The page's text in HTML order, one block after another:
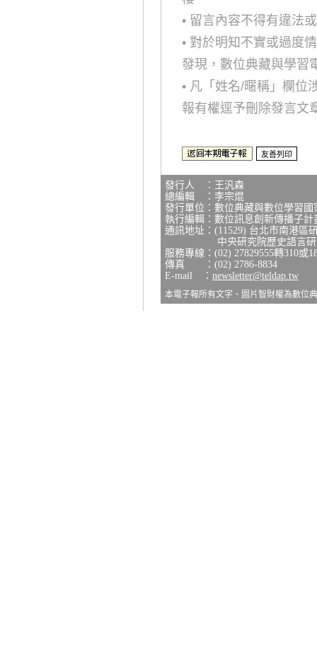
• 留言內容不得有違法
• 對於明知不實或過度
發現，數位典藏與學習
• 凡「姓名/暱稱」欄位
報有權逕予刪除發言文
發行人 ：王汎森
總編輯 ：李宗焜
發行單位：數位典藏與數位學習
執行編輯：數位訊息創新傳播子計
通訊地址：(11529) 台北市南港區
中央研究院歷史語言研究
服務專線：(02) 27829555轉310或
傳真 ：(02) 2786-8834
E-mail ： newsletter@teldap.tw
本電子報所有文字、圖片智財權為數位